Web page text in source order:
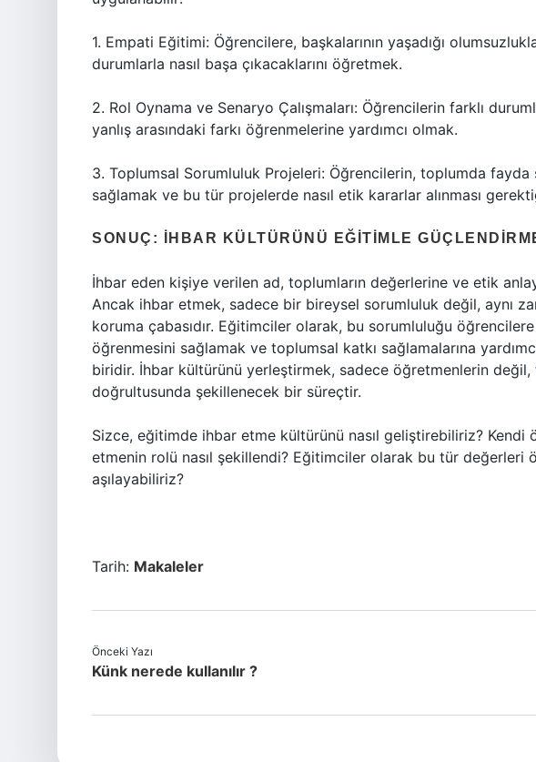
1. Empati Eğitimi: Öğrencilere, başkalarının yaşadığı
durumlarla nasıl başa çıkacaklarını öğretmek.
2. Rol Oynama ve Senaryo Çalışmaları: Öğrencilerin farklı
yanlış arasındaki farkı öğrenmelerine yardımcı olmak.
3. Toplumsal Sorumluluk Projeleri: Öğrencilerin, toplumda fayda
sağlamak ve bu tür projelerde nasıl etik kararlar alınması
SONUÇ: İHBAR KÜLTÜRÜNÜ EĞITIMLE
İhbar eden kişiye verilen ad, toplumların değerlerine ve etik
Ancak ihbar etmek, sadece bir bireysel sorumluluk değil, aynı
koruma çabasıdır. Eğitimciler olarak, bu sorumluluğu
öğrenmesini sağlamak ve toplumsal katkı sağlamalarına
biridir. İhbar kültürünü yerleştirmek, sadece öğretmenlerin
doğrultusunda şekillenecek bir süreçtir.
Sizce, eğitimde ihbar etme kültürünü nasıl geliştirebiliriz? Kendi
etmenin rolü nasıl şekillendi? Eğitimciler olarak bu tür değerleri
aşılayabiliriz?
Tarih: Makaleler
Önceki Yazı
Künk nerede kullanılır ?